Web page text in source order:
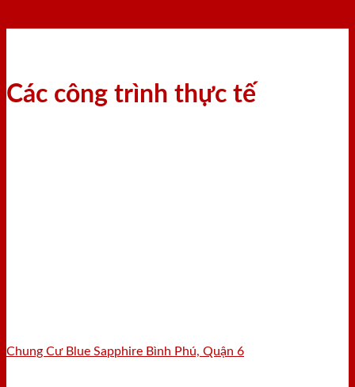
Các công trình thực tế
Chung Cư Blue Sapphire Bình Phú, Quận 6